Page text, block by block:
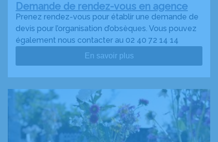
Demande de rendez-vous en agence
Prenez rendez-vous pour établir une demande de
devis pour l’organisation d’obsèques. Vous pouvez
également nous contacter au 02 40 72 14 14
En savoir plus